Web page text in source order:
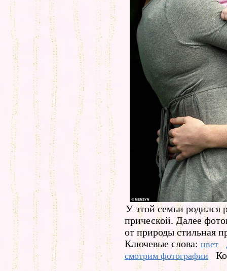
У этой семьи родился
прической. Далее
от природы стильная
Ключевые слова: цвет
смотрим фотографии